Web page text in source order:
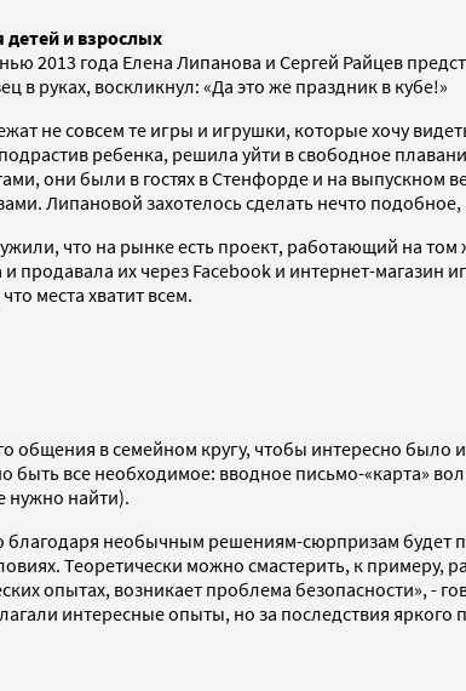
детей и взрослых
2013 года Елена Липанова и Сергей Райцев
в руках, воскликнул: «Да это же праздник в кубе!»
не совсем те игры и игрушки, которые хочу
ребенка, решила уйти в свободное
они были в гостях в Стенфорде и на выпускном
Липановой захотелось сделать нечто подобное,
что на рынке есть проект, работающий на
их через Facebook и интернет-магазин
места хватит всем.
в семейном кругу, чтобы интересно было
все необходимое: вводное письмо-«карта»
нужно найти).
необычным решениям-сюрпризам будет
Теоретически можно смастерить, к примеру,
опытах, возникает проблема безопасности», -
интересные опыты, но за последствия яркого